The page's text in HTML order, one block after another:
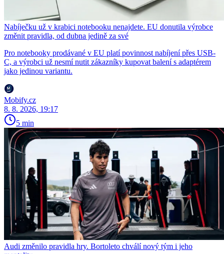
Nabíječku už v krabici notebooku nenajdete. EU donutila výrobce
změnit pravidla, od dubna jedině za své
Pro notebooky prodávané v EU platí povinnost nabíjení přes USB-
C, a výrobci už nesmí nutit zákazníky kupovat balení s adaptérem
jako jedinou variantu.
Mobify.cz
8. 8. 2026, 19:17
5 min
Audi změnilo pravidla hry. Bortoleto chválí nový tým i jeho